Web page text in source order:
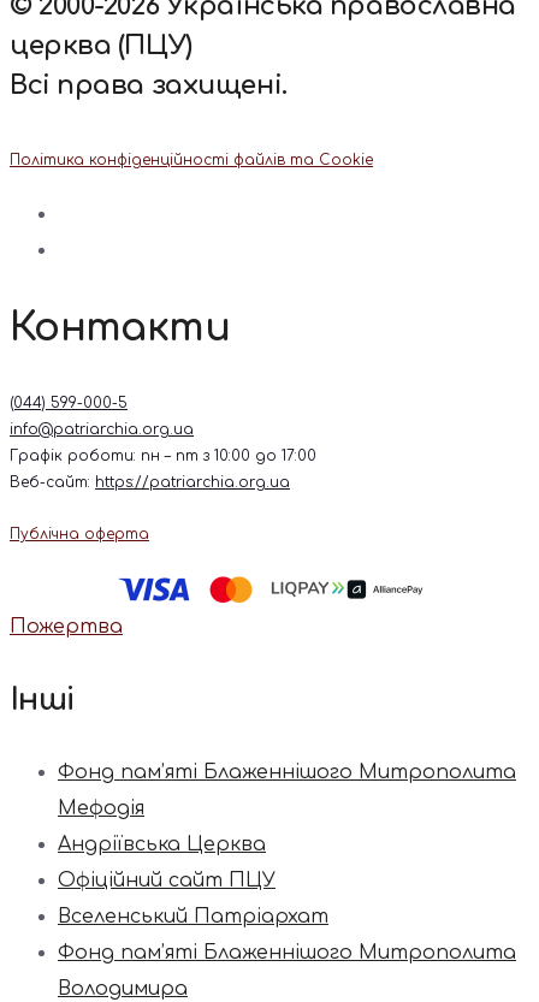
церква (ПЦУ)
Всі права захищені.
Політика конфіденційності файлів та Cookie
Контакти
(044) 599-000-5
info@patriarchia.org.ua
Графік роботи: пн – пт з 10:00 до 17:00
Веб-сайт: https://patriarchia.org.ua
Публічна оферта
Пожертва
Інші
Фонд пам’яті Блаженнішого Митрополита
Мефодія
Андріївська Церква
Офіційний сайт ПЦУ
Вселенський Патріархат
Фонд пам’яті Блаженнішого Митрополита
Володимира